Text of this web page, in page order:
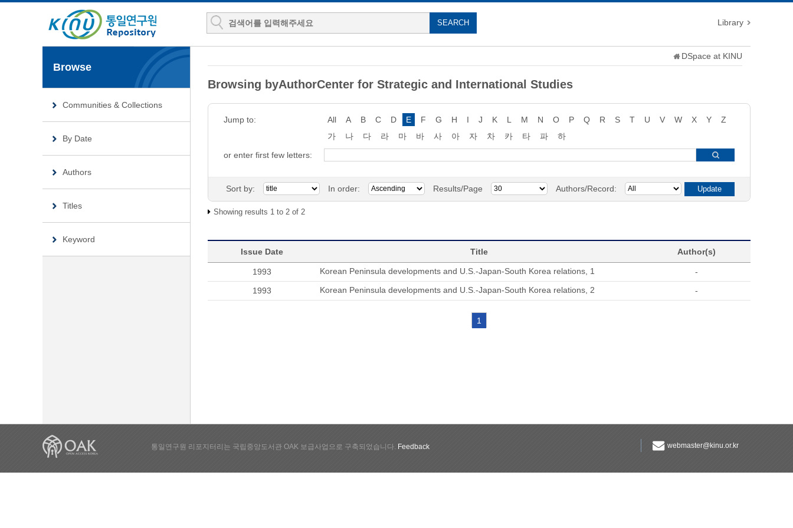
Library
Browse
Communities & Collections
By Date
Authors
Titles
Keyword
DSpace at KINU
Browsing byAuthorCenter for Strategic and International Studies
Jump to: All A B C D E F G H I J K L M N O P Q R S T U V W X Y
Z
가
나 다 라 마 바 사 아 자 차 카 타 파
하
or enter first few letters:
Sort by: In order: Results/Page Authors/Record:
Showing results 1 to 2 of 2
Issue Date Title Author(s)
1993 Korean Peninsula developments and U.S.-Japan-South Korea relations, 1
-
1993
Korean Peninsula developments and U.S.-Japan-South Korea relations, 2 -
1
webmaster@kinu.or.kr
통일연구원 리포지터리는 국립중앙도서관 OAK 보급사업으로 구축되었습니다. Feedback